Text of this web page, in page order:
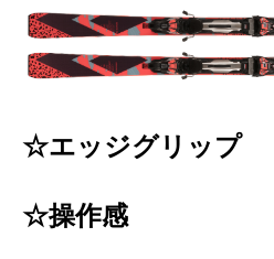
☆エッジグリップ
☆操作感